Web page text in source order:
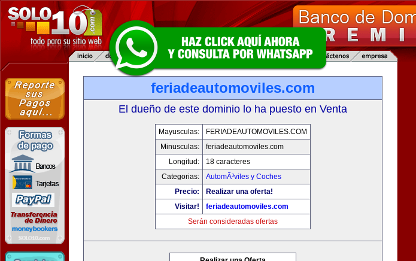
feriadeautomoviles.com
El dueño de este dominio lo ha puesto en Venta
Mayusculas:
FERIADEAUTOMOVILES.COM
Minusculas:
feriadeautomoviles.com
Longitud:
18 caracteres
Categorias:
AutomÃ³viles y Coches
Precio:
Realizar una oferta!
Visitar!
feriadeautomoviles.com
Serán consideradas ofertas